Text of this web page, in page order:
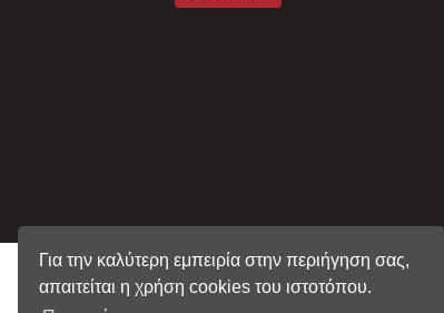
Για την καλύτερη εμπειρία στην περιήγηση σας,
απαιτείται η χρήση cookies του ιστοτόπου.